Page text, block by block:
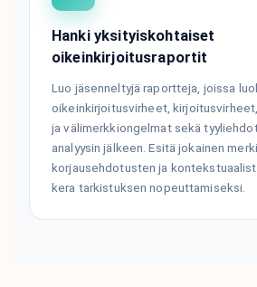
Hanki yksityiskohtaiset
oikeinkirjoitusraportit
Luo jäsenneltyjä raportteja, joissa
oikeinkirjoitusvirheet,
ja välimerkkiongelmat sekä
analyysin jälkeen. Esitä jokainen
korjausehdotusten ja
kera tarkistuksen nopeuttamiseksi.